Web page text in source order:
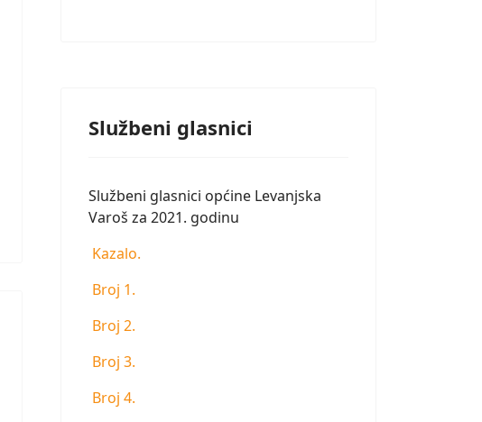
Službeni glasnici
Službeni glasnici općine Levanjska
Varoš za 2021. godinu
Kazalo.
Broj 1.
Broj 2.
Broj 3.
Broj 4.